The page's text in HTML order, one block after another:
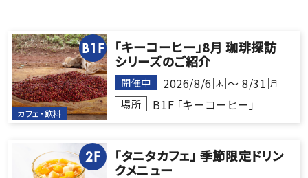
B1F
カフェ・飲料
「キーコーヒー」8月 珈琲探訪
シリーズのご紹介
開催中 2026/8/6 木 ～ 8/31 月
場所 B1F 「キーコーヒー」
2F
「タニタカフェ」 季節限定ドリン
クメニュー